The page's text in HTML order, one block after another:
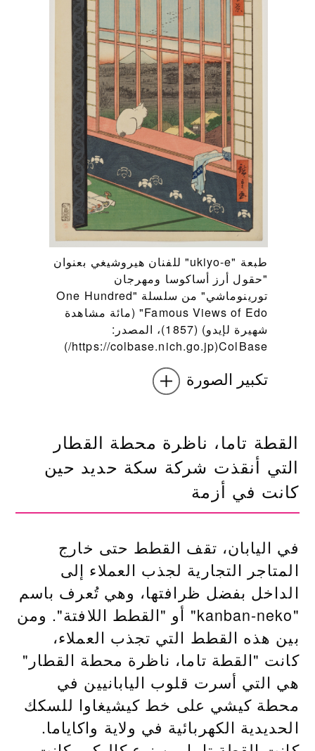
طبعة "ukiyo-e" للفنان هيروشيغي بعنوان
"حقول أرز أساكوسا ومهرجان
تورينوماشي" من سلسلة "One Hundred
Famous Views of Edo" (مائة مشاهدة
شهيرة لإيدو) (1857)، المصدر:
ColBase‏(https://colbase.nich.go.jp/)
تكبير الصورة
القطة تاما، ناظرة محطة القطار
التي أنقذت شركة سكة حديد حين
كانت في أزمة
في اليابان، تقف القطط حتى خارج
المتاجر التجارية لجذب العملاء إلى
الداخل بفضل ظرافتها، وهي تُعرف باسم
"kanban-neko" أو "القطط اللافتة". ومن
بين هذه القطط التي تجذب العملاء،
كانت "القطة تاما، ناظرة محطة القطار"
هي التي أسرت قلوب اليابانيين في
محطة كيشي على خط كيشيغاوا للسكك
الحديدية الكهربائية في ولاية واكاياما.